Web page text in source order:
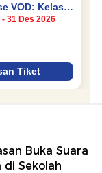
Buka Suara
di Sekolah